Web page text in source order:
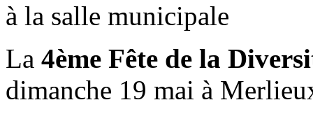
à la salle municipale
La 4ème Fête de la
dimanche 19 mai à